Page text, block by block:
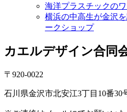
海洋プラスチックの
横浜の中高生が金沢
ークショップ
カエルデザイン合同
〒920-0022
石川県金沢市北安江3丁目10番30